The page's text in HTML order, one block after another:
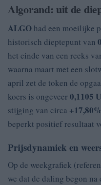
Algorand: uit de
ALGO had een moeilijke
historisch dieptepunt van
het einde van een reeks
waarna maart met een
april zet de token de
koers is ongeveer0,1105
stijging van circa +17,80%
beperkt positief resultaat
Prijsdynamiek en
Op de weekgrafiek
we dat de daling begon